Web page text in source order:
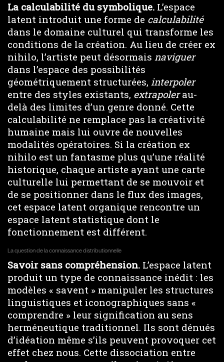
La calculabilité du symbolique. L’espace
latent introduit une forme de calculabilité
dans le domaine culturel qui transforme les
conditions de la création. Au lieu de créer ex
nihilo, l’artiste peut désormais naviguer
dans l’espace des possibilités
géométriquement structurées, interpoler
entre des styles existants, extrapolerau-
delà des limites d’un genre donné. Cette
calculabilité ne remplace pas la créativité
humaine mais lui ouvre de nouvelles
modalités opératoires. Si la création ex
nihilo est un fantasme plus qu’une réalité
historique, chaque artiste ayant une carte
culturelle lui permettant de se mouvoir et
de se positionner dans le flux des images,
cet espace latent organique rencontre un
espace latent statistique dont le
fonctionnement est différent.
La question de la connaissance distributionnelle
Savoir sans compréhension. L’espace latent
produit un type de connaissance inédit : les
modèles « savent » manipuler les structures
linguistiques et iconographiques sans «
comprendre » leur signification au sens
herméneutique traditionnel. Ils sont dénués
d’idéation même s’ils peuvent provoquer cet
effet chez nous. Cette dissociation entre